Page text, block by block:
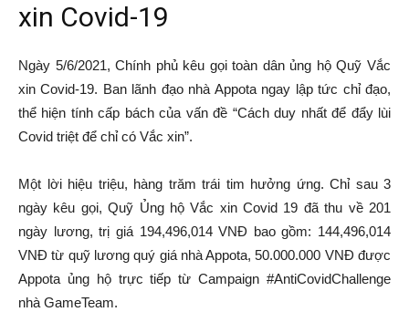
xin Covid-19
Ngày 5/6/2021, Chính phủ kêu gọi toàn dân ủng hộ Quỹ Vắc
xin Covid-19. Ban lãnh đạo nhà Appota ngay lập tức chỉ đạo,
thể hiện tính cấp bách của vấn đề “Cách duy nhất để đẩy lùi
Covid triệt để chỉ có Vắc xin”.
Một lời hiệu triệu, hàng trăm trái tim hưởng ứng. Chỉ sau 3
ngày kêu gọi, Quỹ Ủng hộ Vắc xin Covid 19 đã thu về 201
ngày lương, trị giá 194,496,014 VNĐ bao gồm: 144,496,014
VNĐ từ quỹ lương quý giá nhà Appota, 50.000.000 VNĐ được
Appota ủng hộ trực tiếp từ Campaign #AntiCovidChallenge
nhà GameTeam.